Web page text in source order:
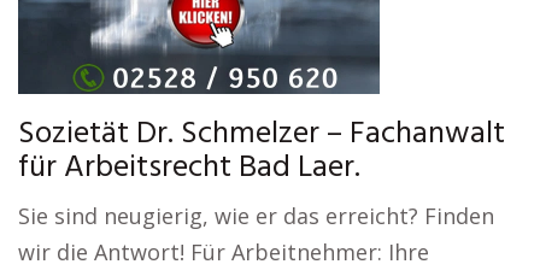
Sozietät Dr. Schmelzer – Fachanwalt
für Arbeitsrecht Bad Laer.
Sie sind neugierig, wie er das erreicht? Finden
wir die Antwort! Für Arbeitnehmer: Ihre